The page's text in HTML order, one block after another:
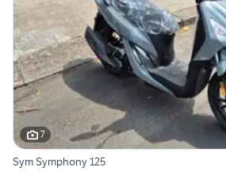
7
Sym Symphony 125